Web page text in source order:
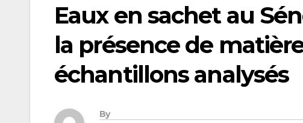
Eaux en sachet au
la présence de
échantillons analysés
By